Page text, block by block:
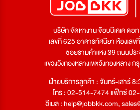
บริษัท จัดหางาน จ๊อบบีเคเค ดอ
เลขที่ 625 อาคารทัศนียา ห้องเล
ซอยรามคำแหง 39 ถนนปร
แขวงวังทองหลางเขตวังทองหลาง
ฝ่ายบริการลูกค้า : จันทร์-เสาร์
โทร : 02-514-7474 แฟ็กซ์
อีเมล :help@jobbkk.com,